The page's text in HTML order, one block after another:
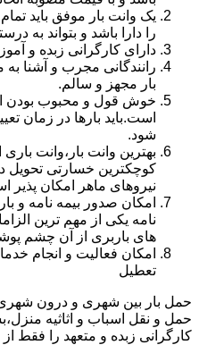
یک وانت بار موفق باید
را دارا باشد و بتواند به
دارای کارگرانی زبده و
رانندگانی مجرب و آشنا
بار مجهز و سالم.
خوش قول و محبوب بودن
است.باید بارها در زمان
شود.
بهترین وانت بار،وانت
کوچکترین خسارتی تحویل
نیروهای ماهر امکان پذیر
امکان صدور بیمه نامه و
نامه یکی از مهم ترین
های باربری از آن چشم
تعطیل
حمل بار بین شهری و درون
حمل و نقل اسباب و اثاثیه
کارگرانی زبده و متعهد را فقط از